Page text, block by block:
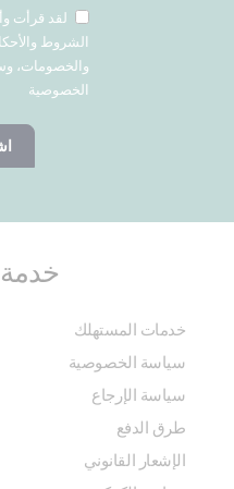
لقد قرأت
الشروط
والخصومات،
الخصوصية
خدمة
خدمات المستهلك
سياسة الخصوصية
سياسة الإرجاع
طرق الدفع
الإشعار القانوني